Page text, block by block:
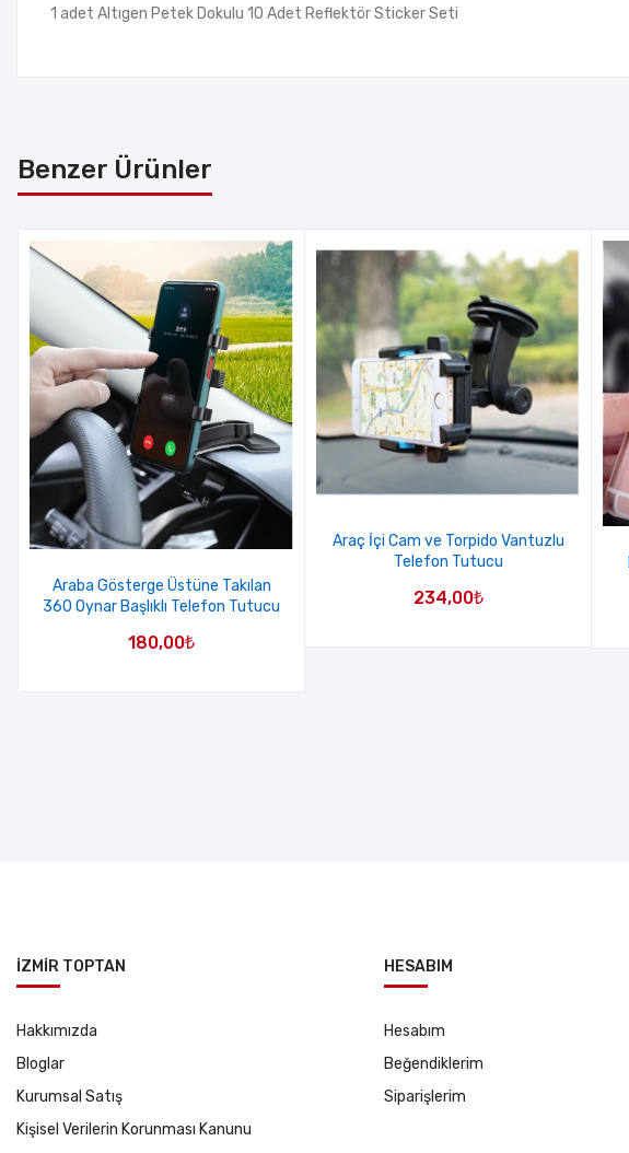
1 adet Altıgen Petek Dokulu 10 Adet Reflektör Sticker Seti
Benzer Ürünler
Araba Gösterge Üstüne Takılan
360 Oynar Başlıklı Telefon Tutucu
180,00₺
Araç İçi Cam ve Torpido Vantuzlu
Telefon Tutucu
234,00₺
İZMİR TOPTAN
Hakkımızda
Bloglar
Kurumsal Satış
Kişisel Verilerin Korunması Kanunu
HESABIM
Hesabım
Beğendiklerim
Siparişlerim